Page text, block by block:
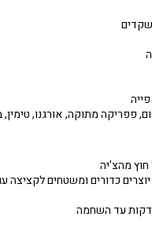
פפריקה מתוקה, אורגנו, טימין,
חוץ מהצ'יה
יוצרים כדורים ומשטחים לקציצה